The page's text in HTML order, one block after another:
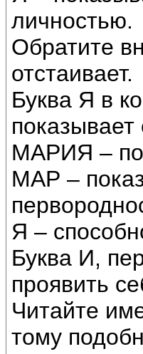
личностью.
Обратите
отстаивает.
Буква Я в
МАРИЯ –
МАР –
Я –
Буква И,
проявить
Читайте
тому